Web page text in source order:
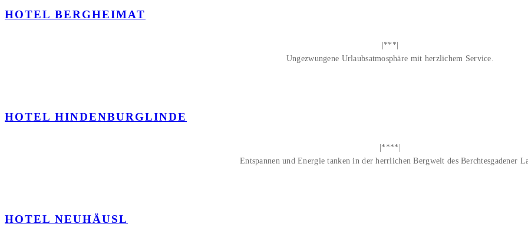
HOTEL BERGHEIMAT
|***|
Ungezwungene Urlaubsatmosphäre mit herzlichem Service.
HOTEL HINDENBURGLINDE
|****|
Entspannen und Energie tanken in der herrlichen Bergwelt des Berchtesgadener
HOTEL NEUHÄUSL